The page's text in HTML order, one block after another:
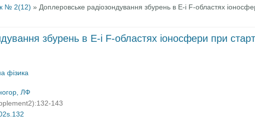
№ 2(12) » Доплеровське радіозондування збурень в E-і F-областях
збурень в E-і F-областях іоносфери при
фізика
ЛФ
143